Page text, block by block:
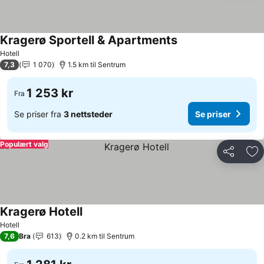
Hotell
Kragerø Sportell & ApartmentsSe priser
7,3 1 070 1.5 km til Sentrum
Fra 1 253 kr
Se priser fra 3 nettsteder Se priser
Del
Populært valg
Hotell
Kragerø HotellSe priser
7,6 Bra 613 0.2 km til Sentrum